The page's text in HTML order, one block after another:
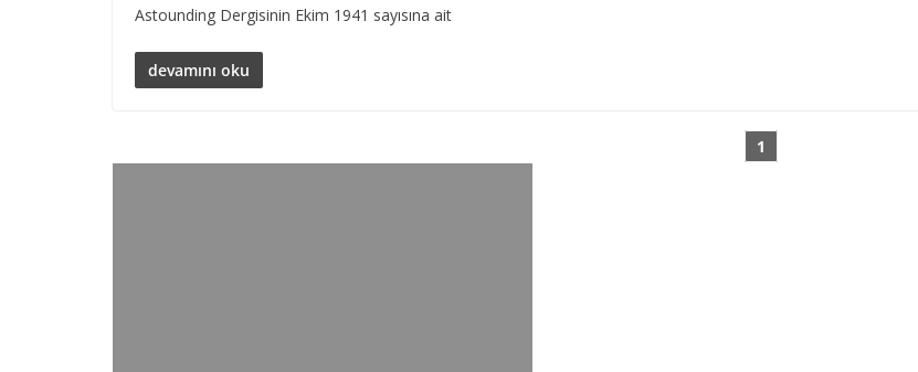
Astounding Dergisinin Ekim 1941 sayısına ait
devamını oku
1